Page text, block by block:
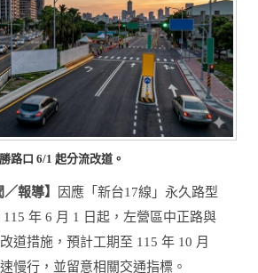
路口 6/1 起分流改道。
報導】 因應「新台17線」永久路型
115年 6 月 1
日起，左營區中正路與
道措施，預計工期至 115年 10 月
慢行，並留意相關交通指標。